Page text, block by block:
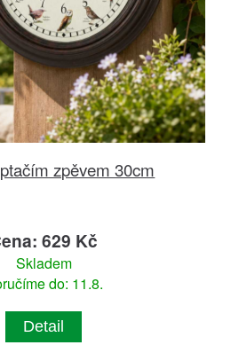
zpěvem 30cm
629 Kč
Skladem
do: 11.8.
Detail